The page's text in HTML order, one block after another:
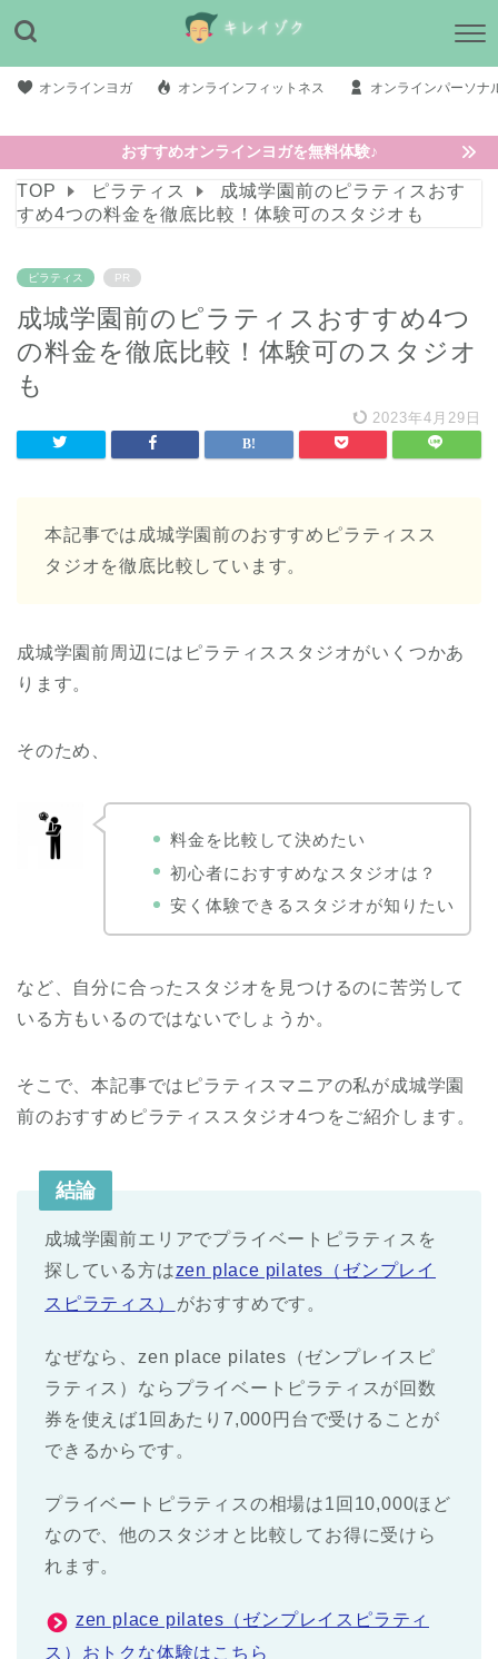
オンラインヨガ オンラインフィットネス オンラインパーソナ
おすすめオンラインヨガを無料体験♪
TOP ピラティス
成城学園前のピラティスおす
すめ4つの料金を徹底比較！体験可のスタジオも
ピラティス PR
成城学園前のピラティスおすすめ4つ
の料金を徹底比較！体験可のスタジオ
も
2023年4月29日
本記事では成城学園前のおすすめピラティスス
タジオを徹底比較しています。
成城学園前周辺にはピラティススタジオがいくつかあ
ります。
そのため、
料金を比較して決めたい
初心者におすすめなスタジオは？
安く体験できるスタジオが知りたい
など、自分に合ったスタジオを見つけるのに苦労して
いる方もいるのではないでしょうか。
そこで、本記事ではピラティスマニアの私が成城学園
前のおすすめピラティススタジオ4つをご紹介します。
結論
成城学園前エリアでプライベートピラティスを
探している方はzen place pilates（ゼンプレイ
スピラティス）
がおすすめです。
なぜなら、zen place pilates（ゼンプレイスピ
ラティス）ならプライベートピラティスが回数
券を使えば1回あたり7,000円台で受けることが
できるからです。
プライベートピラティスの相場は1回10,000ほど
なので、他のスタジオと比較してお得に受けら
れます。
zen place pilates（ゼンプレイスピラティ
ス）おトクな体験はこちら